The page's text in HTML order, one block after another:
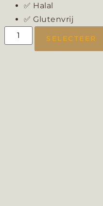
✅ Halal
✅ Glutenvrij
SELECTEER